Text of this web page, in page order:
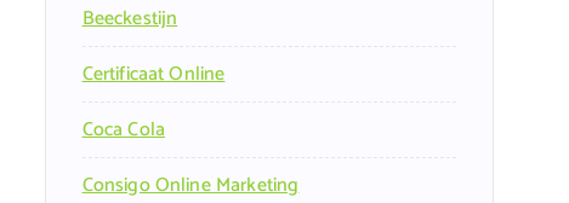
Beeckestijn
Certificaat Online
Coca Cola
Consigo Online Marketing